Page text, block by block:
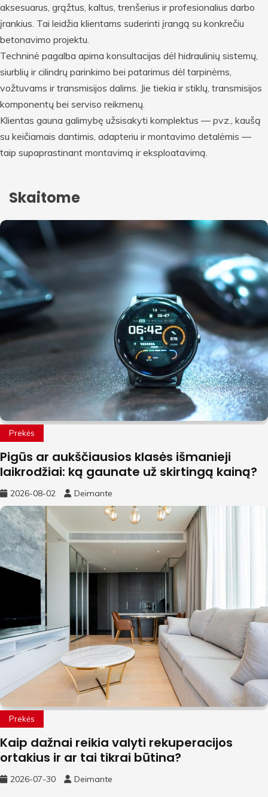
aksesuarus, grąžtus, kaltus, trenšerius ir profesionalius darbo
įrankius. Tai leidžia klientams suderinti įrangą su konkrečiu
betonavimo projektu.
Techninė pagalba apima konsultacijas dėl hidraulinių sistemų,
siurblių ir cilindrų parinkimo bei patarimus dėl tarpinėms,
vožtuvams ir transmisijos dalims. Jie tiekia ir stiklų, transmisijos
komponentų bei serviso reikmenų.
Klientas gauna galimybę užsisakyti komplektus — pvz., kaušą
su keičiamais dantimis, adapteriu ir montavimo detalėmis —
taip supaprastinant montavimą ir eksploatavimą.
Skaitome
Prekės
Pigūs ar aukščiausios klasės išmanieji
laikrodžiai: ką gaunate už skirtingą kainą?
2026-08-02 Deimante
Prekės
Kaip dažnai reikia valyti rekuperacijos
ortakius ir ar tai tikrai būtina?
2026-07-30 Deimante